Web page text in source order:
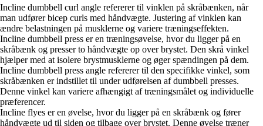
Incline dumbbell curl angle refererer til vinklen på skråbænken, når
man udfører bicep curls med håndvægte. Justering af vinklen kan
ændre belastningen på musklerne og variere træningseffekten.
Incline dumbbell press er en træningsøvelse, hvor du ligger på en
skråbænk og presser to håndvægte op over brystet. Den skrå vinkel
hjælper med at isolere brystmusklerne og øger spændingen på dem.
Incline dumbbell press angle refererer til den specifikke vinkel, som
skråbænken er indstillet til under udførelsen af dumbbell presses.
Denne vinkel kan variere afhængigt af træningsmålet og individuelle
præferencer.
Incline flyes er en øvelse, hvor du ligger på en skråbænk og fører
håndvægte ud til siden og tilbage over brystet. Denne øvelse træner